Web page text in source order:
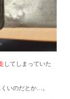
してしまっていた
いのだとか…。